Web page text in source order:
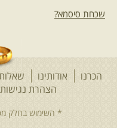
שכחת סיסמא?
הכרנו אודותינו
הצהרת נגישות